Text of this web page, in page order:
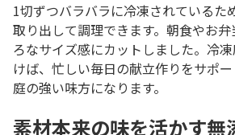
1切ずつバラバラに冷凍されているた
取り出して調理できます。朝食やお
ろなサイズ感にカットしました。冷
けば、忙しい毎日の献立作りをサポ
庭の強い味方になります。
素材本来の味を活かす無